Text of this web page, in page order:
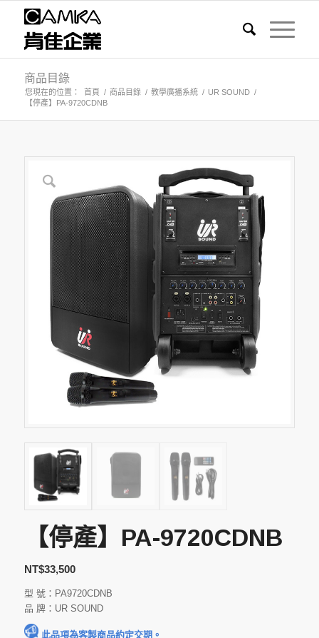
商品目錄
您現在的位置： 首頁 / 商品目錄 / 教學廣播系統 / UR SOUND /
【停產】PA-9720CDNB
【停產】PA-9720CDNB
NT$33,500
型 號：PA9720CDNB
品 牌：UR SOUND
此品項為客製商品約定交期。